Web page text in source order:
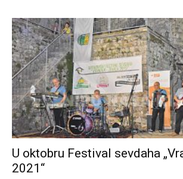
U oktobru Festival sevdaha
2021“